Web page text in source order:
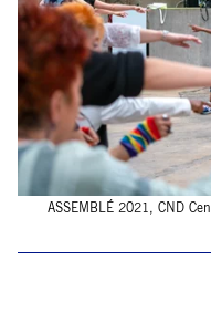
ASSEMBLÉ 2021, CND